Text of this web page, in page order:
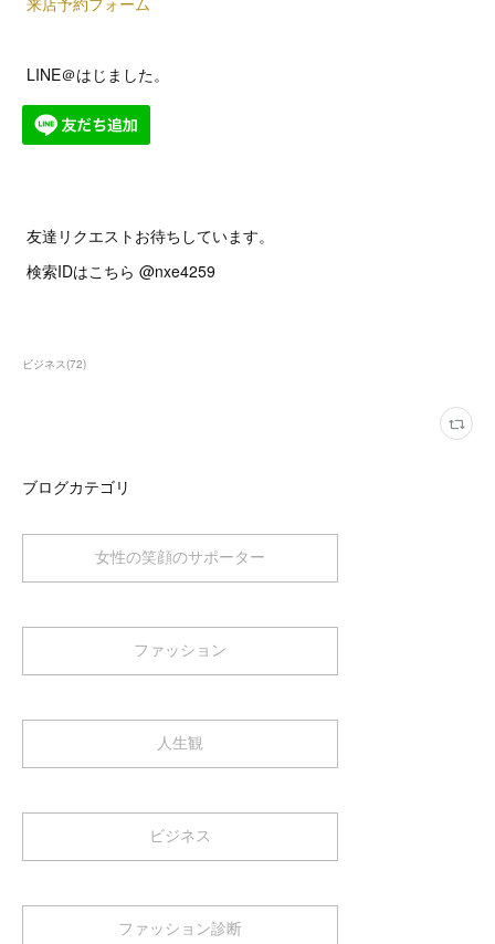
LINE＠はじました。
友達リクエストお待ちしています。
検索IDはこちら @nxe4259
ビジネス(72)
ブログカテゴリ
女性の笑顔のサポーター
ファッション
人生観
ビジネス
ファッション診断